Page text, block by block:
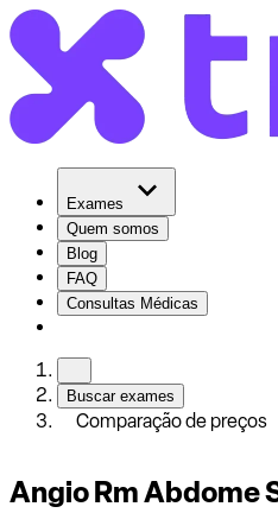
Exames
Quem somos
Blog
FAQ
Consultas Médicas
Buscar exames
Comparação de preços
Angio Rm Abdome